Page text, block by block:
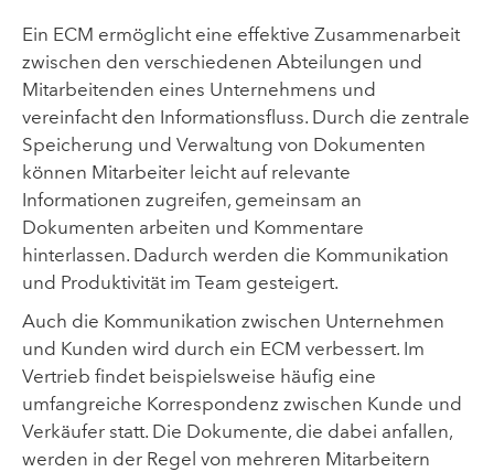
Ein ECM ermöglicht eine effektive Zusammenarbeit
zwischen den verschiedenen Abteilungen und
Mitarbeitenden eines Unternehmens und
vereinfacht den Informationsfluss. Durch die zentrale
Speicherung und Verwaltung von Dokumenten
können Mitarbeiter leicht auf relevante
Informationen zugreifen, gemeinsam an
Dokumenten arbeiten und Kommentare
hinterlassen. Dadurch werden die Kommunikation
und Produktivität im Team gesteigert.
Auch die Kommunikation zwischen Unternehmen
und Kunden wird durch ein ECM verbessert. Im
Vertrieb findet beispielsweise häufig eine
umfangreiche Korrespondenz zwischen Kunde und
Verkäufer statt. Die Dokumente, die dabei anfallen,
werden in der Regel von mehreren Mitarbeitern